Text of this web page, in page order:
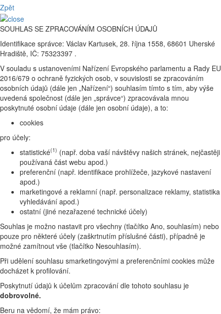
Zpět
SOUHLAS SE ZPRACOVÁNÍM OSOBNÍCH ÚDAJŮ
Identifikace správce: Václav Kartusek, 28. října 1558, 68601 Uherské
Hradiště, IČ: 75323397 .
V souladu s ustanoveními Nařízení Evropského parlamentu a Rady EU
2016/679 o ochraně fyzických osob, v souvislosti se zpracováním
osobních údajů (dále jen „Nařízení“) souhlasím tímto s tím, aby výše
uvedená společnost (dále jen „správce“) zpracovávala mnou
poskytnuté osobní údaje (dále jen osobní údaje), a to:
cookies
pro účely:
statistické(1) (např. doba vaší návštěvy našich stránek, nejčastěji
používaná část webu apod.)
preferenční (např. identifikace prohlížeče, jazykové nastavení
apod.)
marketingové a reklamní (např. personalizace reklamy, statistika
vyhledávání apod.)
ostatní (jiné nezařazené technické účely)
Souhlas je možno nastavit pro všechny (tlačítko Ano, souhlasím) nebo
pouze pro některé účely (zaškrtnutím příslušné části), případně je
možné zamítnout vše (tlačítko Nesouhlasím).
Při udělení souhlasu smarketingovými a preferenčními cookies může
docházet k profilování.
Poskytnutí údajů k účelům zpracování dle tohoto souhlasu je
dobrovolné.
Beru na vědomí, že mám právo: